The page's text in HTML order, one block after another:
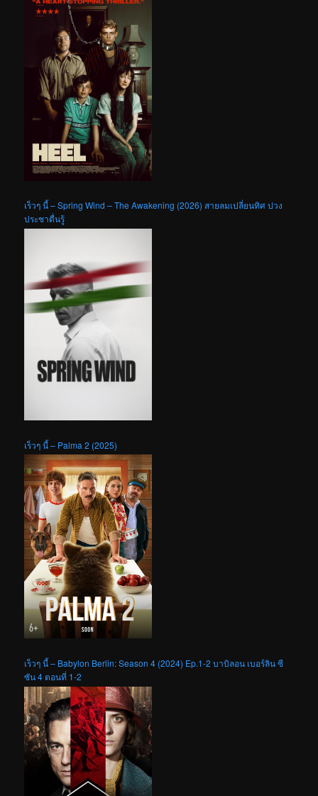
เร็วๆ นี้ – Spring Wind – The Awakening (2026) สายลมเปลี่ยนทิศ ปวง
ประชาตื่นรู้
เร็วๆ นี้ – Palma 2 (2025)
เร็วๆ นี้ – Babylon Berlin: Season 4 (2024) Ep.1-2 บาบิลอน เบอร์ลิน ซี
ซัน 4 ตอนที่ 1-2